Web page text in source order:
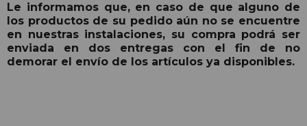
Le informamos que, en caso de que alguno de
los productos de su pedido aún no se encuentre
en nuestras instalaciones, su compra podrá ser
enviada en dos entregas con el fin de no
demorar el envío de los artículos ya disponibles.